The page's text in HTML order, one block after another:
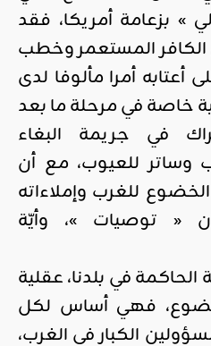
» بزعامة أمريكا، فقد
الكافر المستعمر وخطب
أمرا مألوفا لدى
خاصة في مرحلة ما بعد
في جريمة البغاء
وساتر للعيوب، مع أن
للغرب وإملاءاته
« توصيات »، وأيّة
في بلدنا، عقلية
فهي أساس لكل
الكبار في الغرب،